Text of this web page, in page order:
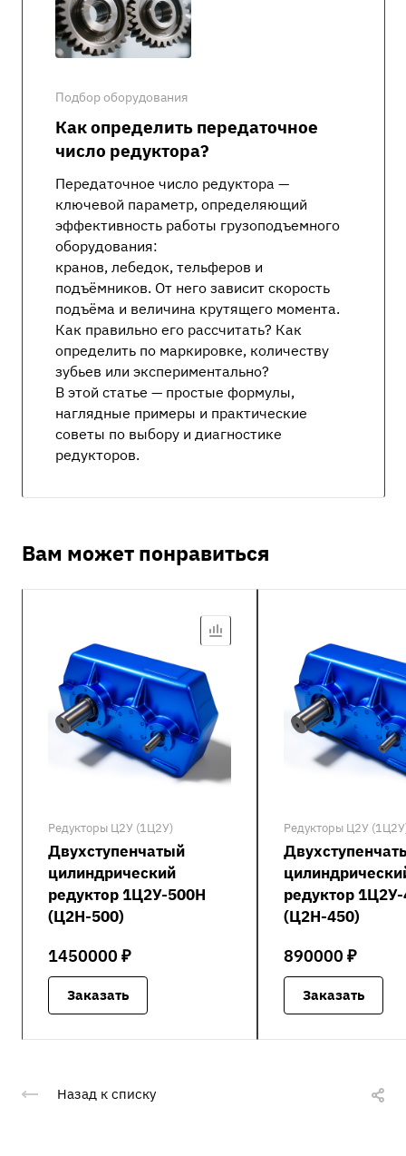
Подбор оборудования
Как определить передаточное
число редуктора?
Передаточное число редуктора —
ключевой параметр, определяющий
эффективность работы грузоподъемного
оборудования:
кранов, лебедок, тельферов и
подъёмников. От него зависит скорость
подъёма и величина крутящего момента.
Как правильно его рассчитать? Как
определить по маркировке, количеству
зубьев или экспериментально?
В этой статье — простые формулы,
наглядные примеры и практические
советы по выбору и диагностике
редукторов.
Вам может понравиться
Редукторы Ц2У (1Ц2У)
Двухступенчатый
цилиндрический
редуктор 1Ц2У-500Н
(Ц2Н-500)
1450000 ₽
Заказать
Редукторы Ц2У
редуктор
(Ц2Н-450)
890000 ₽
Заказать
Назад к списку